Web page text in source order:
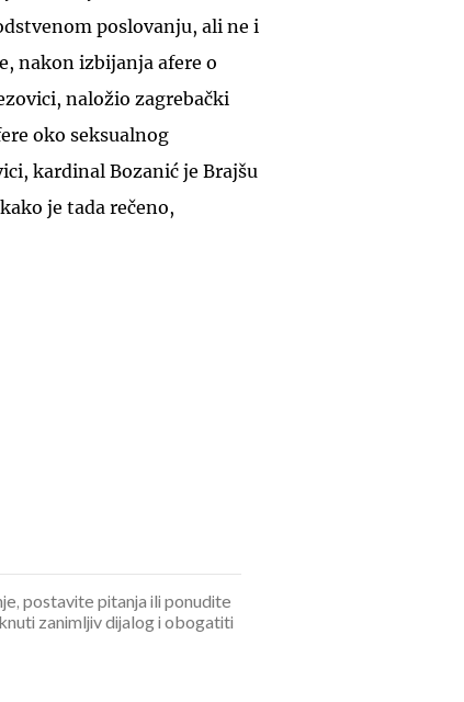
poslovanju, ali ne i
nakon izbijanja afere o
naložio zagrebački
oko seksualnog
kardinal Bozanić je Brajšu
je tada rečeno,
postavite pitanja ili ponudite
zanimljiv dijalog i obogatiti